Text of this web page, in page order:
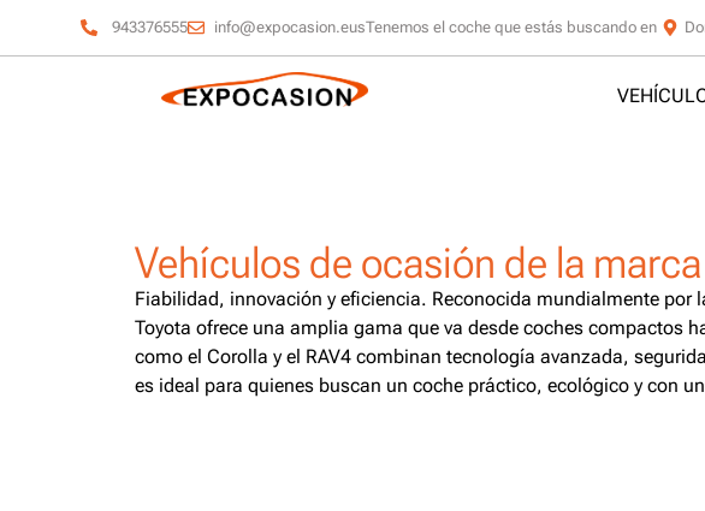
943376555 info@expocasion.eusTenemos el coche que estás buscando en
Vehículos de ocasión de la
Fiabilidad, innovación y eficiencia. Reconocida mundialmente por
Toyota ofrece una amplia gama que va desde coches compactos
como el Corolla y el RAV4 combinan tecnología avanzada,
es ideal para quienes buscan un coche práctico, ecológico y con